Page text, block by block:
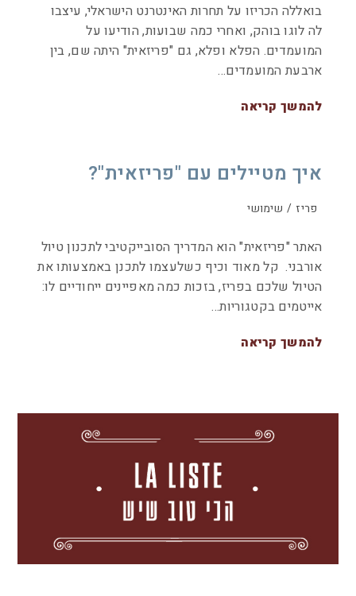
בואללה הכריזו על תחרות האינטרנט הישראלי, עיצבו
לה לוגו בוהק, ואחרי כמה שבועות, הודיעו על
המועמדים. הפלא ופלא, גם "פריזאית" היתה שם, בין
ארבעת המועמדים…
להמשך קריאה
איך מטיילים עם "פריזאית"?
פריז / שימושי
האתר "פריזאית" הוא המדריך הסובייקטיבי לתכנון טיול
אורבני. קל מאוד וכיף כשלעצמו לתכנן באמצעותו את
הטיול שלכם בפריז, בזכות כמה מאפיינים ייחודיים לו:
אייטמים בקטגוריות…
להמשך קריאה